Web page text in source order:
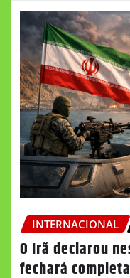
INTERNACIONAL
O Irã declarou
fechará